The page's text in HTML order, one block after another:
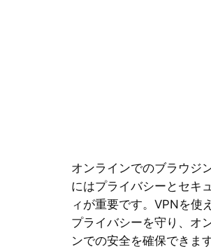
オンラインでのブラウジ
にはプライバシーとセキ
ィが重要です。VPNを使
プライバシーを守り、オ
ンでの安全を確保できま